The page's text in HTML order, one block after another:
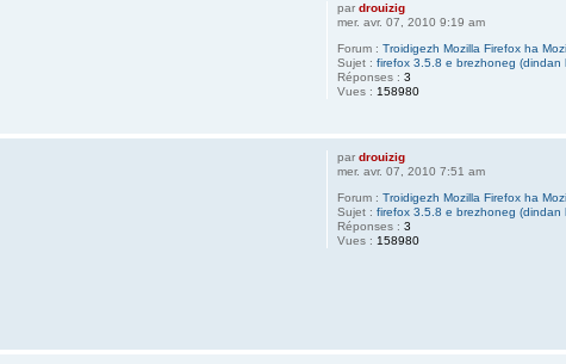
pardrouizig
mer. avr. 07, 2010 9:19 am
Forum :Troidigezh Mozilla Firefox ha
Sujet :firefox 3.5.8 e brezhoneg (dindan
Réponses :3
Vues : 158980
pardrouizig
mer. avr. 07, 2010 7:51 am
Forum :Troidigezh Mozilla Firefox ha
Sujet :firefox 3.5.8 e brezhoneg (dindan
Réponses :3
Vues : 158980